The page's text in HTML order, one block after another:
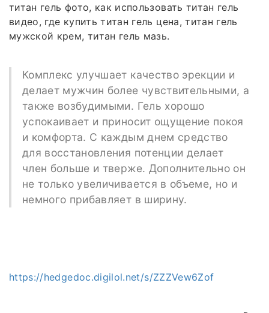
титан гель фото, как использовать титан гель
видео, где купить титан гель цена, титан гель
мужской крем, титан гель мазь.
Комплекс улучшает качество эрекции и
делает мужчин более чувствительными, а
также возбудимыми. Гель хорошо
успокаивает и приносит ощущение покоя
и комфорта. С каждым днем средство
для восстановления потенции делает
член больше и тверже. Дополнительно он
не только увеличивается в объеме, но и
немного прибавляет в ширину.
https://hedgedoc.digilol.net/s/ZZZVew6Zof